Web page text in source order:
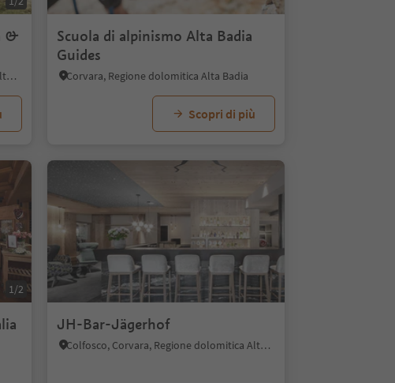
&
Colfosco, Corvara, Regione dolomitica Alta Badia
Scuola di alpinismo Alta Badia
Guides
Corvara, Regione dolomitica Alta Badia
Scopri di più
1/2
JH-Bar-Jägerhof
Colfosco, Corvara, Regione dolomitica Alta Badia